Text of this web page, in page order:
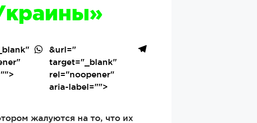
&url="
target="_blank"
rel="noopener"
aria-label="">
жалуются на то, что их